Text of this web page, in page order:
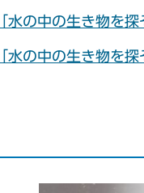
の中の生き物を
の中の生き物を